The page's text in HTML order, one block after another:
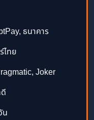
ธนาคาร
ไทย
Joker
น